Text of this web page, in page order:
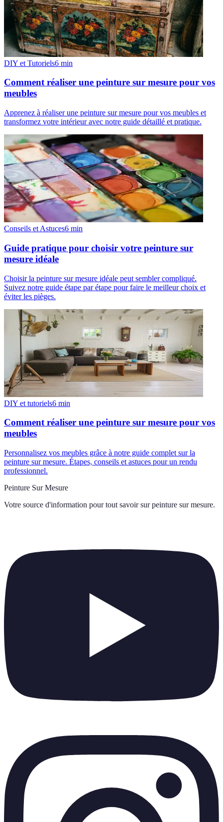
DIY et Tutoriels6 min
Comment réaliser une peinture sur mesure pour vos
meubles
Apprenez à réaliser une peinture sur mesure pour vos meubles et
transformez votre intérieur avec notre guide détaillé et pratique.
Conseils et Astuces6 min
Guide pratique pour choisir votre peinture sur
mesure idéale
Choisir la peinture sur mesure idéale peut sembler compliqué.
Suivez notre guide étape par étape pour faire le meilleur choix et
éviter les pièges.
DIY et tutoriels6 min
Comment réaliser une peinture sur mesure pour vos
meubles
Personnalisez vos meubles grâce à notre guide complet sur la
peinture sur mesure. Étapes, conseils et astuces pour un rendu
professionnel.
Peinture Sur Mesure
Votre source d'information pour tout savoir sur peinture sur mesure.